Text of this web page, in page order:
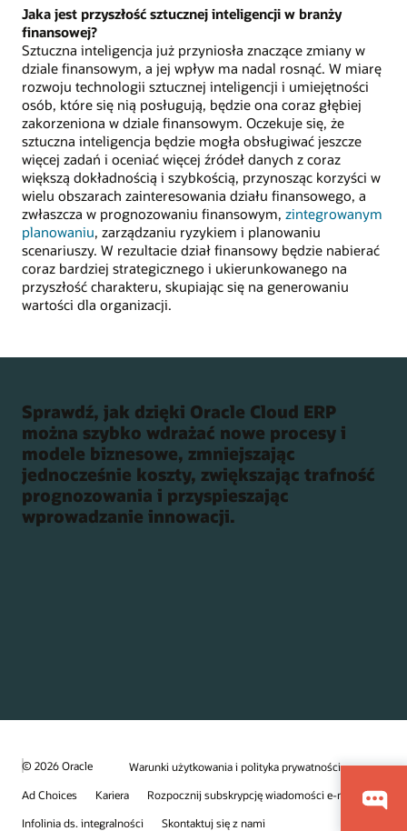
Jaka jest przyszłość sztucznej inteligencji w branży
finansowej?
Sztuczna inteligencja już przyniosła znaczące zmiany w
dziale finansowym, a jej wpływ ma nadal rosnąć. W miarę
rozwoju technologii sztucznej inteligencji i umiejętności
osób, które się nią posługują, będzie ona coraz głębiej
zakorzeniona w dziale finansowym. Oczekuje się, że
sztuczna inteligencja będzie mogła obsługiwać jeszcze
więcej zadań i oceniać więcej źródeł danych z coraz
większą dokładnością i szybkością, przynosząc korzyści w
wielu obszarach zainteresowania działu finansowego, a
zwłaszcza w prognozowaniu finansowym, zintegrowanym
planowaniu, zarządzaniu ryzykiem i planowaniu
scenariuszy. W rezultacie dział finansowy będzie nabierać
coraz bardziej strategicznego i ukierunkowanego na
przyszłość charakteru, skupiając się na generowaniu
wartości dla organizacji.
Sprawdź, jak dzięki Oracle Cloud ERP
można szybko wdrażać nowe procesy i
modele biznesowe, zmniejszając
jednocześnie koszty, zwiększając trafność
prognozowania i przyspieszając
wprowadzanie innowacji.
© 2026 Oracle
Warunki użytkowania i polityka prywatności
Ad Choices
Kariera
Rozpocznij subskrypcję wiadomości e-mail
Infolinia ds. integralności
Skontaktuj się z nami